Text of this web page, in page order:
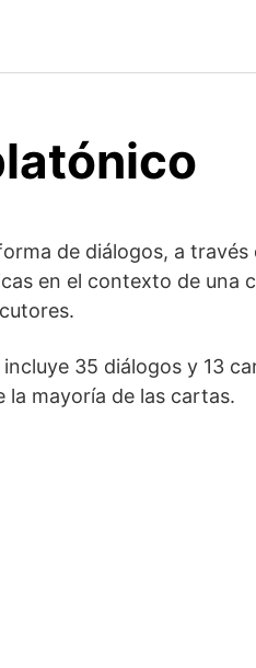
de diálogos, a través
en el contexto de una
35 diálogos y 13
la mayoría de las cartas.